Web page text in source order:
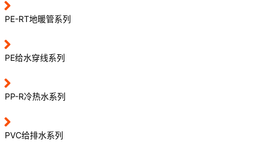
PE-RT地暖管系列
PE给水穿线系列
PP-R冷热水系列
PVC给排水系列